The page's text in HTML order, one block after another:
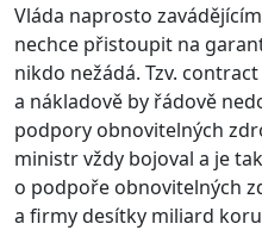
Vláda naprosto
nechce přistoupit na
nikdo nežádá. Tzv.
a nákladově by řádově
podpory obnovitelných
ministr vždy bojoval a je
o podpoře obnovitelných
a firmy desítky miliard